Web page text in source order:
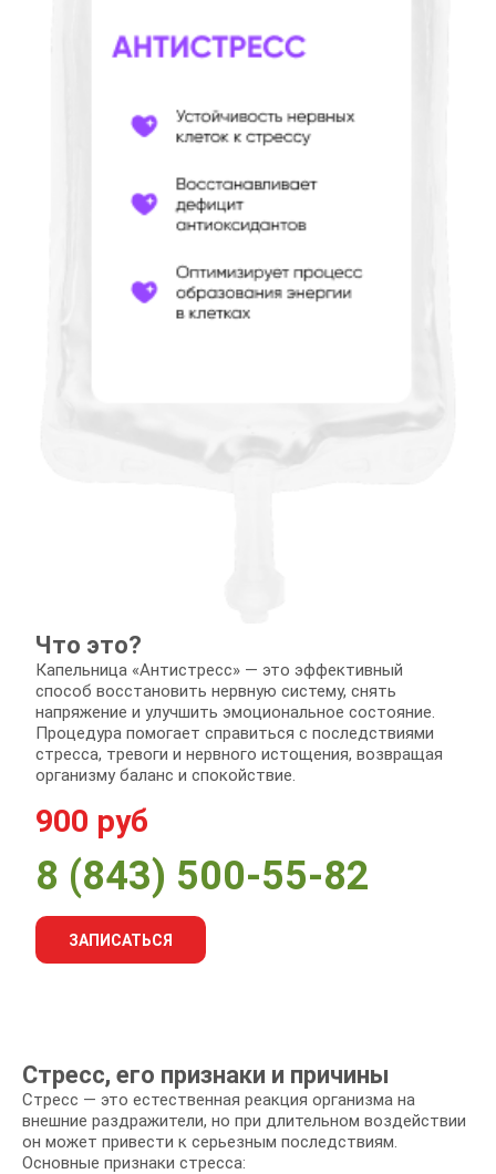
Что это?
Капельница «Антистресс» — это эффективный
способ восстановить нервную систему, снять
напряжение и улучшить эмоциональное состояние.
Процедура помогает справиться с последствиями
стресса, тревоги и нервного истощения, возвращая
организму баланс и спокойствие.
900 руб
8 (843) 500-55-82
ЗАПИСАТЬСЯ
Стресс, его признаки и причины
Стресс — это естественная реакция организма на
внешние раздражители, но при длительном воздействии
он может привести к серьезным последствиям.
Основные признаки стресса: